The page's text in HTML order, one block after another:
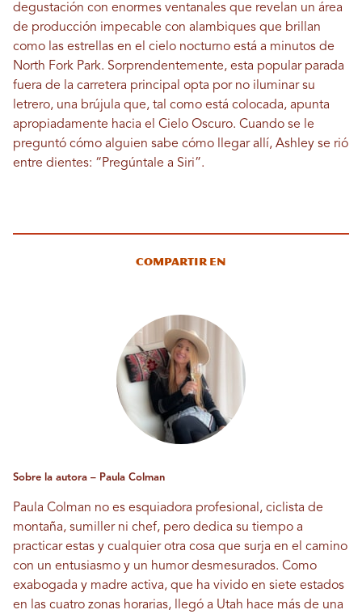
degustación con enormes ventanales que revelan un área
de producción impecable con alambiques que brillan
como las estrellas en el cielo nocturno está a minutos de
North Fork Park. Sorprendentemente, esta popular parada
fuera de la carretera principal opta por no iluminar su
letrero, una brújula que, tal como está colocada, apunta
apropiadamente hacia el Cielo Oscuro. Cuando se le
preguntó cómo alguien sabe cómo llegar allí, Ashley se rió
entre dientes: “Pregúntale a Siri”.
Compartir en
Sobre la autora – Paula Colman
Paula Colman no es esquiadora profesional, ciclista de
montaña, sumiller ni chef, pero dedica su tiempo a
practicar estas y cualquier otra cosa que surja en el camino
con un entusiasmo y un humor desmesurados. Como
exabogada y madre activa, que ha vivido en siete estados
en las cuatro zonas horarias, llegó a Utah hace más de una